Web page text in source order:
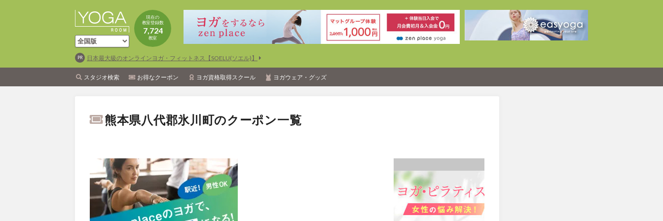
現在の
教室登録数
7,724
教室
日本最大級のオンラインヨガ・フィットネス【SOELU(ソエル)】
スタジオ検索 お得なクーポン ヨガ資格取得スクール ヨガウェア・グッズ
熊本県八代郡氷川町のクーポン一覧